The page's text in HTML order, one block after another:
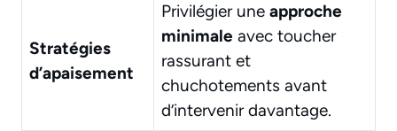
Stratégies
d’apaisement
Privilégier une approche
minimale avec toucher
rassurant et
chuchotements avant
d’intervenir davantage.